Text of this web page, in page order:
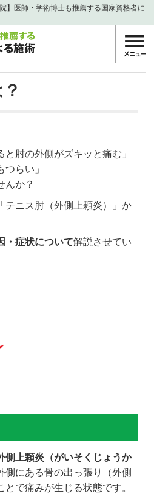
】医師・学術博士も推薦する国家資格者に
と肘の外側がズキッと痛む」
つらい」
んか？
テニス肘（外側上顆炎）」か
・症状について解説させてい
側上顆炎（がいそくじょうか
側にある骨の出っ張り（外側
とで痛みが生じる状態です。